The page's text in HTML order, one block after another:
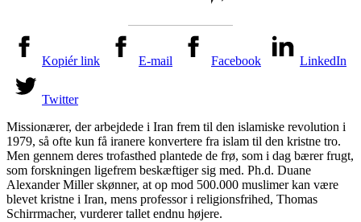
Kopiér link E-mail Facebook LinkedIn
Twitter
Missionærer, der arbejdede i Iran frem til den islamiske revolution i
1979, så ofte kun få iranere konvertere fra islam til den kristne tro.
Men gennem deres trofasthed plantede de frø, som i dag bærer frugt,
som forskningen ligefrem beskæftiger sig med. Ph.d. Duane
Alexander Miller skønner, at op mod 500.000 muslimer kan være
blevet kristne i Iran, mens professor i religionsfrihed, Thomas
Schirrmacher, vurderer tallet endnu højere.